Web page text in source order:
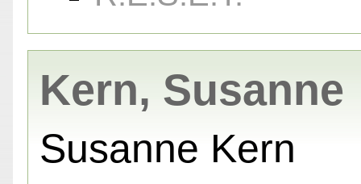
Kern, Susanne
Susanne Kern